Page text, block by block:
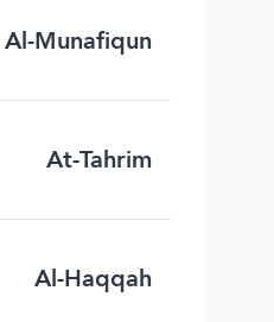
Al-Munafiqun
At-Tahrim
Al-Haqqah